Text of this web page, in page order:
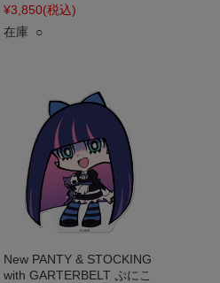
¥3,850(税込)
在庫 ○
New PANTY & STOCKING
with GARTERBELT ぷにこ